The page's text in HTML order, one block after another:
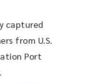
captured
from U.S.
Port